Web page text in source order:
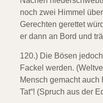
noch zwei Himmel
Gerechten gerettet
er dann an Bord und
120.) Die Bösen
Fackel werden.
Mensch gemacht auch
Tat“! (Spruch aus der